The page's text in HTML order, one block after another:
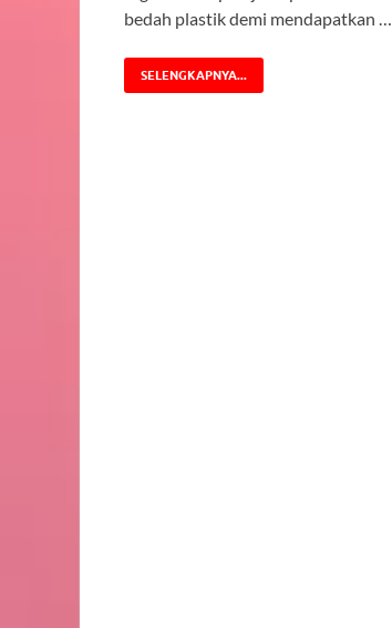
bedah plastik demi mendapatkan …
SELENGKAPNYA...